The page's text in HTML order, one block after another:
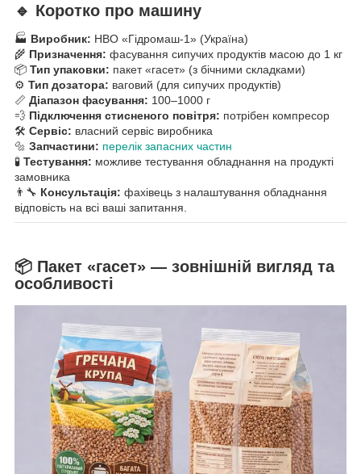
🔹 Коротко про машину
🏭 Виробник: НВО «Гідромаш-1» (Україна)
🌾 Призначення: фасування сипучих продуктів масою до 1 кг
📦 Тип упаковки: пакет «гасет» (з бічними складками)
⚙️ Тип дозатора: ваговий (для сипучих продуктів)
📏 Діапазон фасування: 100–1000 г
💨 Підключення стисненого повітря: потрібен компресор
🛠 Сервіс: власний сервіс виробника
🔩 Запчастини: перелік запасних частин
🧪 Тестування: можливе тестування обладнання на продукті
замовника
👨‍🔧 Консультація: фахівець з налаштування обладнання
відповість на всі ваші запитання.
📦 Пакет «гасет» — зовнішній вигляд та
особливості